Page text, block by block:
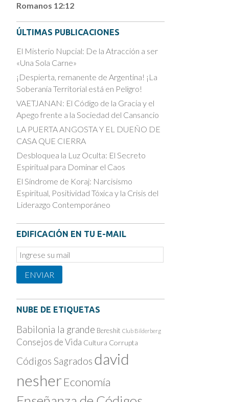
Romanos 12:12
ÚLTIMAS PUBLICACIONES
El Misterio Nupcial: De la Atracción a ser
«Una Sola Carne»
¡Despierta, remanente de Argentina! ¡La
Soberanía Territorial está en Peligro!
VAETJANAN: El Código de la Gracia y el
Apego frente a la Sociedad del Cansancio
LA PUERTA ANGOSTA Y EL DUEÑO DE
CASA QUE CIERRA
Desbloquea la Luz Oculta: El Secreto
Espiritual para Dominar el Caos
El Síndrome de Koraj: Narcisismo
Espiritual, Positividad Tóxica y la Crisis del
Liderazgo Contemporáneo
EDIFICACIÓN EN TU E-MAIL
Email
Subscription
ENVIAR
NUBE DE ETIQUETAS
Babilonia la grande Bereshit Club Bilderberg
Consejos de Vida Cultura Corrupta
Códigos Sagrados david
nesher Economía